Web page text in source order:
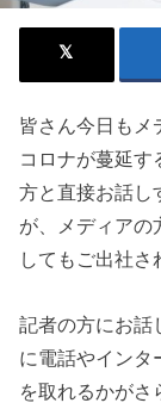
皆さん今日もメ
コロナが蔓延す
方と直接お話し
が、メディアの
してもご出社さ
記者の方にお話
に電話やインタ
を取れるかがさ